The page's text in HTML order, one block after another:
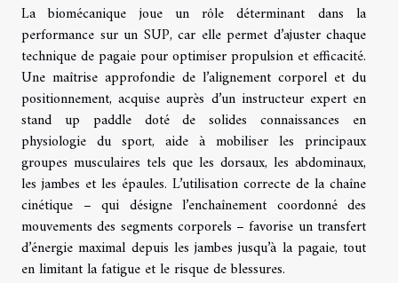
La biomécanique joue un rôle déterminant dans la
performance sur un SUP, car elle permet d’ajuster chaque
technique de pagaie pour optimiser propulsion et efficacité.
Une maîtrise approfondie de l’alignement corporel et du
positionnement, acquise auprès d’un instructeur expert en
stand up paddle doté de solides connaissances en
physiologie du sport, aide à mobiliser les principaux
groupes musculaires tels que les dorsaux, les abdominaux,
les jambes et les épaules. L’utilisation correcte de la chaîne
cinétique – qui désigne l’enchaînement coordonné des
mouvements des segments corporels – favorise un transfert
d’énergie maximal depuis les jambes jusqu’à la pagaie, tout
en limitant la fatigue et le risque de blessures.